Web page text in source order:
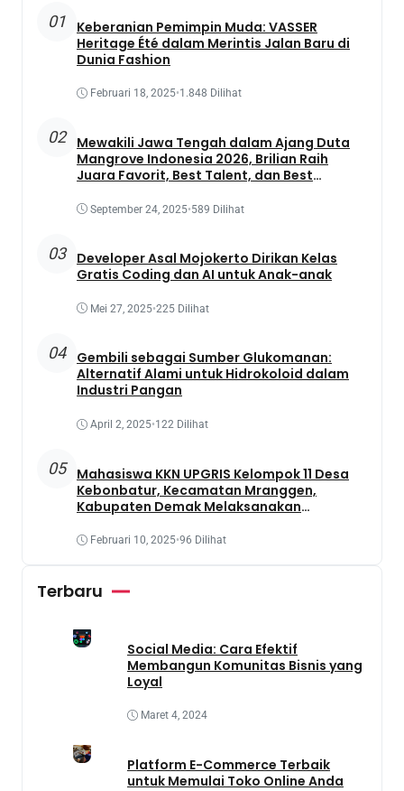
01
Keberanian Pemimpin Muda: VASSER
Heritage Été dalam Merintis Jalan Baru di
Dunia Fashion
Februari 18, 2025•1.848 Dilihat
02
Mewakili Jawa Tengah dalam Ajang Duta
Mangrove Indonesia 2026, Brilian Raih
Juara Favorit, Best Talent, dan Best
September 24, 2025•589 Dilihat
03
Developer Asal Mojokerto Dirikan Kelas
Gratis Coding dan AI untuk Anak-anak
Mei 27, 2025•225 Dilihat
04
Gembili sebagai Sumber Glukomanan:
Alternatif Alami untuk Hidrokoloid dalam
Industri Pangan
April 2, 2025•122 Dilihat
05
Mahasiswa KKN UPGRIS Kelompok 11 Desa
Kebonbatur, Kecamatan Mranggen,
Kabupaten Demak Melaksanakan
Memanfaatkan Lahan Yang Terbengkalai
Februari 10, 2025•96 Dilihat
Terbaru
Social Media: Cara Efektif
Membangun Komunitas Bisnis yang
Loyal
Maret 4, 2024
Platform E-Commerce Terbaik
untuk Memulai Toko Online Anda